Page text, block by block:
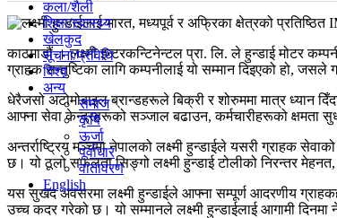
कला/शैली
शिक्षा/स्वास्थ्य
खेलकुद
सूचना/प्रविधि
विश्व
अन्य
समाज
कृषि
ऊर्जा
पूर्वाधार
वातावरण
English
काठमाडौं । लक्ष्मी इन्टरकन्टिनेन्टल प्रा. लि. ले हुन्डाई मोटर
ग्राहक सन्तुष्टिका लागि कम्पनीलाई यो सम्मान दिइएको हो, जसले
धेरैजसो अटोमोबाइल ब्रान्डहरूले बिक्री र शोरुममा मात्र ध्यान
आफ्ना सेवा केन्द्रहरूको सञ्जाल बढाउन, कर्मचारीहरूको क्षमता
अन्तर्राष्ट्रिय मञ्चमा नेपालको लक्ष्मी हुन्डाईले यसरी ग्राहक
छ। यो ठूलो सफलता सिङ्गो लक्ष्मी हुन्डाई टोलीको निरन्तर
यस सुखद अवसरमा लक्ष्मी हुन्डाईले आफ्ना सम्पूर्ण आदरणीय
उच्च कदर गरेको छ। यो सम्मानले लक्ष्मी हुन्डाईलाई आगामी दिनमा